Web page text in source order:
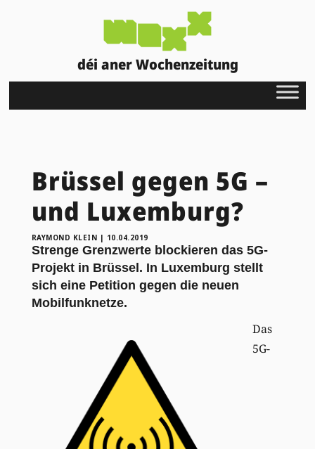
déi aner Wochenzeitung
Brüssel gegen 5G –
und Luxemburg?
RAYMOND KLEIN | 10.04.2019
Strenge Grenzwerte blockieren das 5G-
Projekt in Brüssel. In Luxemburg stellt
sich eine Petition gegen die neuen
Mobilfunknetze.
Das
5G-